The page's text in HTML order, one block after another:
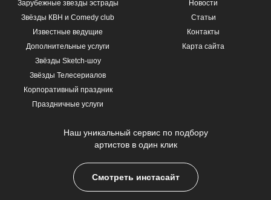
Зарубежные звезды эстрады
Звёзды КВН и Comedy club
Известные ведущие
Дополнительные услуги
Звёзды Sketch-шоу
Звёзды Телесериалов
Корпоративный праздник
Праздничные услуги
Новости
Статьи
Контакты
Карта сайта
Наш уникальный сервис по подбору
артистов в один клик
Смотреть инстасайт